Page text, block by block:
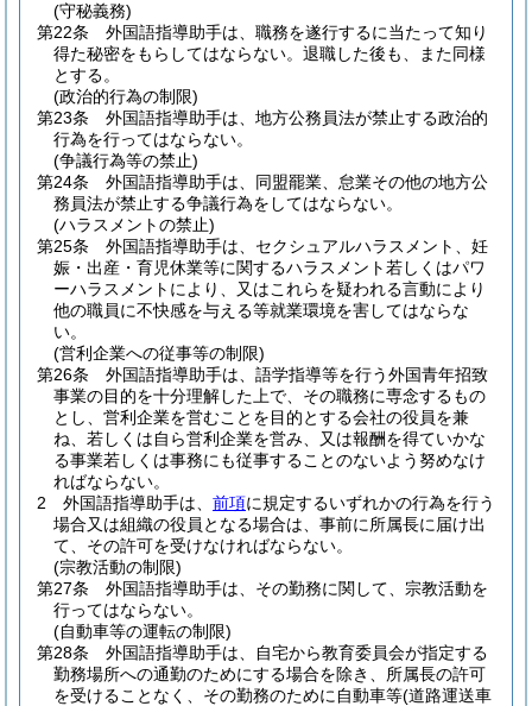
(守秘義務)
第22条
外国語指導助手は、職務を遂行するに当たって知り
得た秘密をもらしてはならない。 退職した後も、また同様
とする。
(政治的行為の制限)
第23条
外国語指導助手は、地方公務員法が禁止する政治的
行為を行ってはならない。
(争議行為等の禁止)
第24条
外国語指導助手は、同盟罷業、怠業その他の地方公
務員法が禁止する争議行為をしてはならない。
(ハラスメントの禁止)
第25条
外国語指導助手は、セクシュアルハラスメント、妊
娠・出産・育児休業等に関するハラスメント若しくはパワ
ーハラスメントにより、又はこれらを疑われる言動により
他の職員に不快感を与える等就業環境を害してはならな
い。
(営利企業への従事等の制限)
第26条
外国語指導助手は、語学指導等を行う外国青年招致
事業の目的を十分理解した上で、その職務に専念するもの
とし、営利企業を営むことを目的とする会社の役員を兼
ね、若しくは自ら営利企業を営み、又は報酬を得ていかな
る事業若しくは事務にも従事することのないよう努めなけ
ればならない。
2
外国語指導助手は、 前項に規定するいずれかの行為を行う
場合又は組織の役員となる場合は、事前に所属長に届け出
て、その許可を受けなければならない。
(宗教活動の制限)
第27条
外国語指導助手は、その勤務に関して、宗教活動を
行ってはならない。
(自動車等の運転の制限)
第28条
外国語指導助手は、自宅から教育委員会が指定する
勤務場所への通勤のためにする場合を除き、所属長の許可
を受けることなく、その勤務のために自動車等(道路運送車